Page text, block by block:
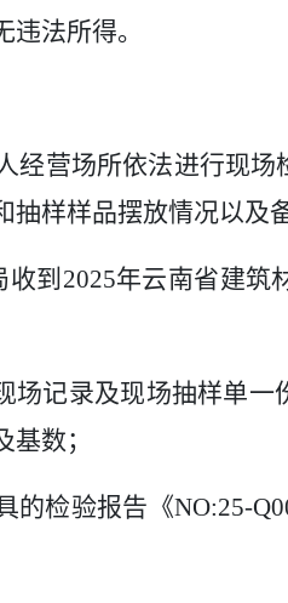
无违法所得。
经营场所依法进行现
况和抽样样品摆放
到 2025年云南省建筑
实；
场记录及现场抽样单
基数；
的检验报告《NO:25-